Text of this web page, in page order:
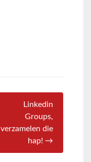
Linkedin
Groups,
verzamelen die
hap! →